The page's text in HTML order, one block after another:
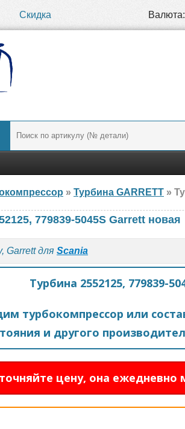
Скидка Валюта:
» Турбина GARRETT »
779839-5045S Garrett новая
Garrett для Scania
Турбина 2552125, 779839-
турбокомпрессор или
и другого
цену, она ежедневно